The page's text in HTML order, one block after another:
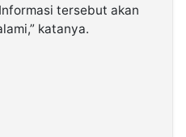
tersebut akan
katanya.